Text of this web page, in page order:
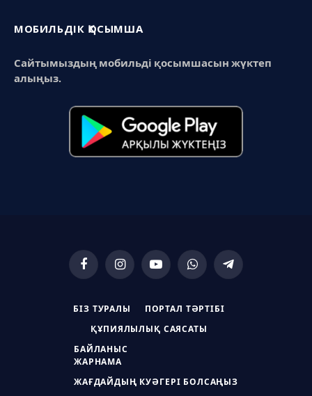
МОБИЛЬДІК ҚОСЫМША
Сайтымыздың мобильді қосымшасын жүктеп
алыңыз.
FacebookInstagramYouTubeWhatsAppTelegram
БІЗ ТУРАЛЫ ПОРТАЛ ТӘРТІБІ
ҚҰПИЯЛЫЛЫҚ САЯСАТЫ
БАЙЛАНЫС
ЖАРНАМА
ЖАҒДАЙДЫҢ КУӘГЕРІ БОЛСАҢЫЗ